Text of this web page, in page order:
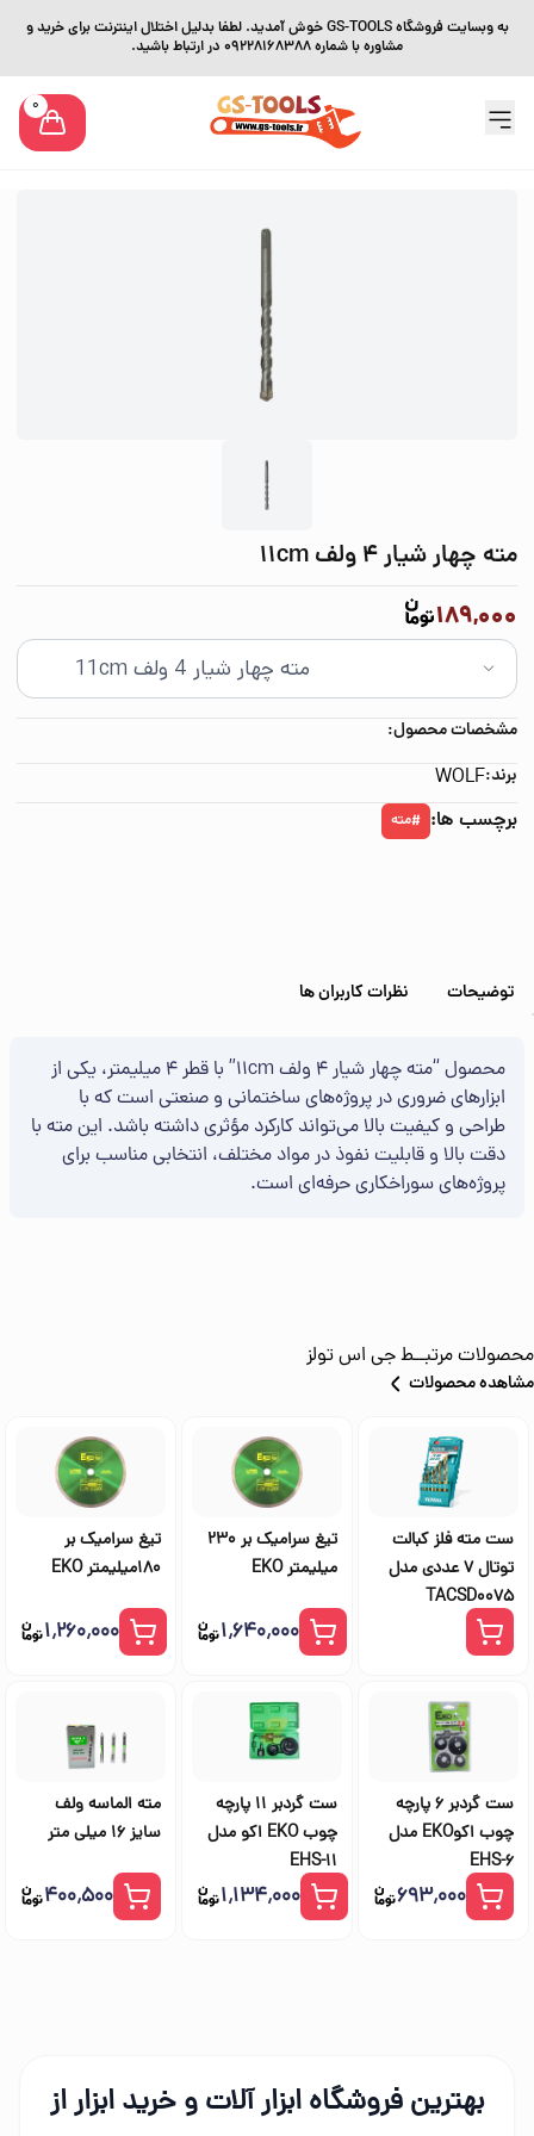
به وبسایت فروشگاه GS-TOOLS خوش آمدید. لطفا بدلیل اختلال اینترنت برای خرید و
مشاوره با شماره 09228168388 در ارتباط باشید.
0
مته چهار شيار 4 ولف 11cm
189,000
مشخصات محصول:
برند:WOLF
برچسب ها: #مته
توضیحات نظرات کاربران ها
محصول “مته چهار شیار 4 ولف 11cm” با قطر 4 میلیمتر، یکی از
ابزارهای ضروری در پروژه‌های ساختمانی و صنعتی است که با
طراحی و کیفیت بالا می‌تواند کارکرد مؤثری داشته باشد. این مته با
دقت بالا و قابلیت نفوذ در مواد مختلف، انتخابی مناسب برای
پروژه‌های سوراخکاری حرفه‌ای است.
محصولات مرتبــطجی اس تولز
مشاهده محصولات
ست مته فلز کبالت
توتال 7 عددی مدل
TACSD0075
تیغ سرامیک بر 230
میلیمتر EKO
۱٬۶۴۰٬۰۰۰
تیغ سرامیک بر
180میلیمتر EKO
۱٬۲۶۰٬۰۰۰
ست گردبر 6 پارچه
چوب اکوEKO مدل
EHS-6
۶۹۳٬۰۰۰
ست گردبر 11 پارچه
چوب EKO اکو مدل
EHS-11
۱٬۱۳۴٬۰۰۰
مته الماسه ولف
سایز 16 میلی متر
۴۰۰٬۵۰۰
بهترین فروشگاه ابزار آلات و خرید ابزار از